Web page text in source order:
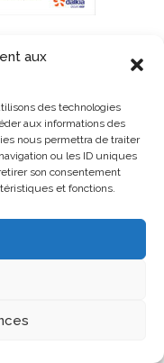
aux
des technologies
aux informations des
nous permettra de traiter
ou les ID uniques
son consentement
et fonctions.